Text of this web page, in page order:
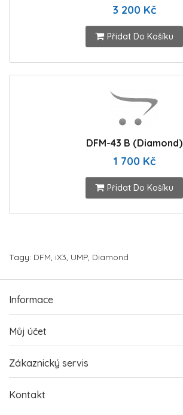
3 200 Kč
Přidat Do Košíku
DFM-43 B (Diamond)
1 700 Kč
Přidat Do Košíku
Tagy: DFM, iX3, UMP, Diamond
Informace
Můj účet
Zákaznický servis
Kontakt